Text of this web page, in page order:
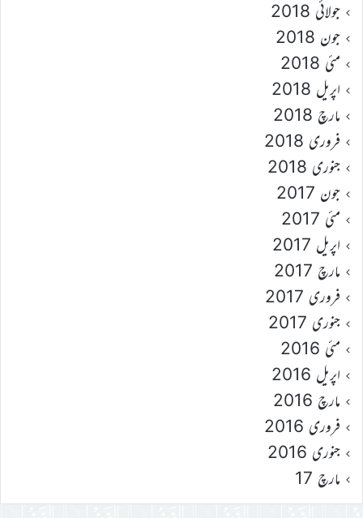
جولائی 2018
جون 2018
مئی 2018
اپریل 2018
مارچ 2018
فروری 2018
جنوری 2018
جون 2017
مئی 2017
اپریل 2017
مارچ 2017
فروری 2017
جنوری 2017
مئی 2016
اپریل 2016
مارچ 2016
فروری 2016
جنوری 2016
مارچ 17